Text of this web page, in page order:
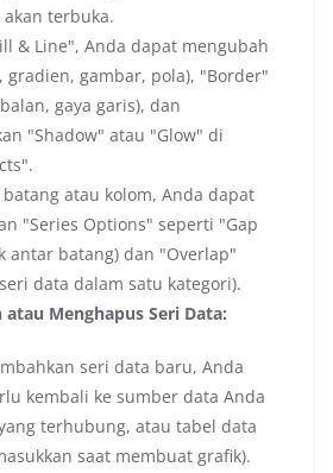
akan terbuka.
& Line", Anda dapat mengubah
gradien, gambar, pola), "Border"
gaya garis), dan
"Shadow" atau "Glow" di
atau kolom, Anda dapat
"Series Options" seperti "Gap
antar batang) dan "Overlap"
data dalam satu kategori).
Menghapus Seri Data:
seri data baru, Anda
kembali ke sumber data Anda
terhubung, atau tabel data
saat membuat grafik).